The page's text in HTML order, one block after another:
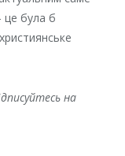
це була б
на